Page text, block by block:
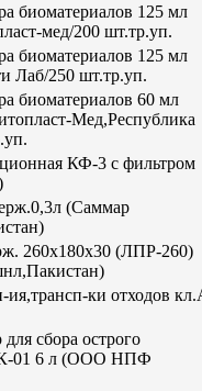
биоматериалов 125 мл
мед/200 шт.тр.уп.
биоматериалов 125 мл
Лаб/250 шт.тр.уп.
биоматериалов 60 мл
Мед,Республика
КФ-3 с фильтром
(Саммар
260х180х30 (ЛПР-260)
ия,трансп-ки отходов
сбора острого
01 6 л (ООО НПФ